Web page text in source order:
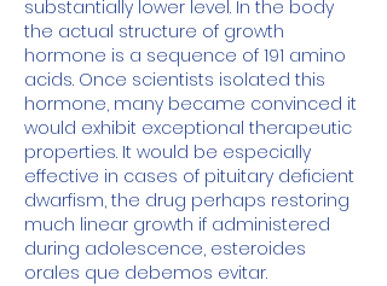
substantially lower level. In the body
the actual structure of growth
hormone is a sequence of 191 amino
acids. Once scientists isolated this
hormone, many became convinced it
would exhibit exceptional therapeutic
properties. It would be especially
effective in cases of pituitary deficient
dwarfism, the drug perhaps restoring
much linear growth if administered
during adolescence, esteroides
orales que debemos evitar.